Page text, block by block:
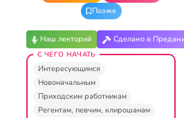
Позже
Наш лекторий Сделано в
С ЧЕГО НАЧАТЬ
Интересующимся
Новоначальным
Приходским работникам
Регентам, певчим, клирошанам